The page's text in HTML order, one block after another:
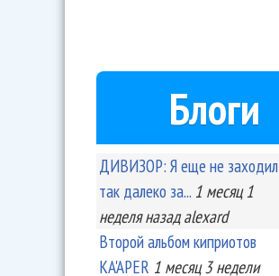
Блоги
ДИВИЗОР: Я еще не заходил
так далеко за... 1 месяц 1
неделяназад alexard
Второй альбом киприотов
KA'APER 1 месяц 3 недели